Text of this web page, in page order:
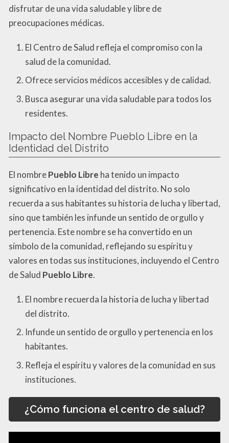
disfrutar de una vida saludable y libre de
preocupaciones médicas.
El Centro de Salud refleja el compromiso con la
salud de la comunidad.
Ofrece servicios médicos accesibles y de calidad.
Busca asegurar una vida saludable para todos los
residentes.
Impacto del Nombre Pueblo Libre en la
Identidad del Distrito
El nombrePueblo Libre ha tenido un impacto
significativo en la identidad del distrito. No solo
recuerda a sus habitantes su historia de lucha y libertad,
sino que también les infunde un sentido de orgullo y
pertenencia. Este nombre se ha convertido en un
símbolo de la comunidad, reflejando su espíritu y
valores en todas sus instituciones, incluyendo el Centro
de Salud Pueblo Libre.
El nombre recuerda la historia de lucha y libertad
del distrito.
Infunde un sentido de orgullo y pertenencia en los
habitantes.
Refleja el espíritu y valores de la comunidad en sus
instituciones.
¿Cómo funciona el centro de salud?